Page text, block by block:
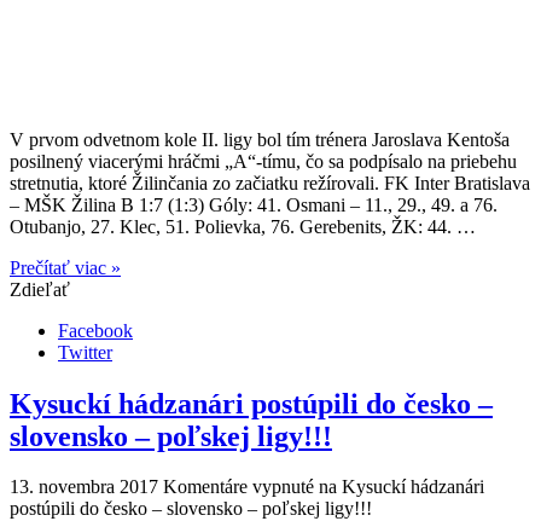
V prvom odvetnom kole II. ligy bol tím trénera Jaroslava Kentoša
posilnený viacerými hráčmi „A“-tímu, čo sa podpísalo na priebehu
stretnutia, ktoré Žilinčania zo začiatku režírovali. FK Inter Bratislava
– MŠK Žilina B 1:7 (1:3) Góly: 41. Osmani – 11., 29., 49. a 76.
Otubanjo, 27. Klec, 51. Polievka, 76. Gerebenits, ŽK: 44. …
Prečítať viac »
Zdieľať
Facebook
Twitter
Kysuckí hádzanári postúpili do česko –
slovensko – poľskej ligy!!!
13. novembra 2017 Komentáre vypnuté na Kysuckí hádzanári
postúpili do česko – slovensko – poľskej ligy!!!